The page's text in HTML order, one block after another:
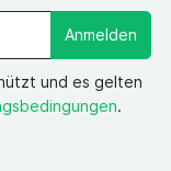
und es gelten
.
Anmelden